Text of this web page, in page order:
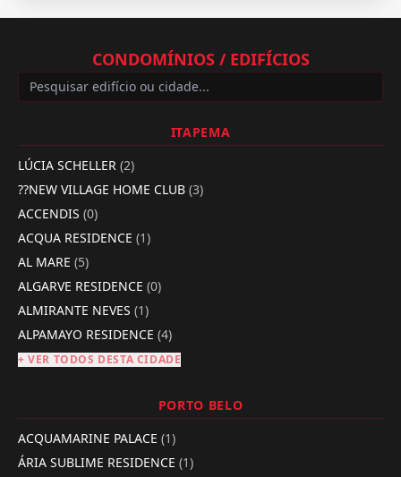
CONDOMÍNIOS / EDIFÍCIOS
ITAPEMA
LÚCIA SCHELLER (2)
??NEW VILLAGE HOME CLUB (3)
ACCENDIS (0)
ACQUA RESIDENCE (1)
AL MARE (5)
ALGARVE RESIDENCE (0)
ALMIRANTE NEVES (1)
ALPAMAYO RESIDENCE (4)
+ VER TODOS DESTA CIDADE
PORTO BELO
ACQUAMARINE PALACE (1)
ÁRIA SUBLIME RESIDENCE (1)